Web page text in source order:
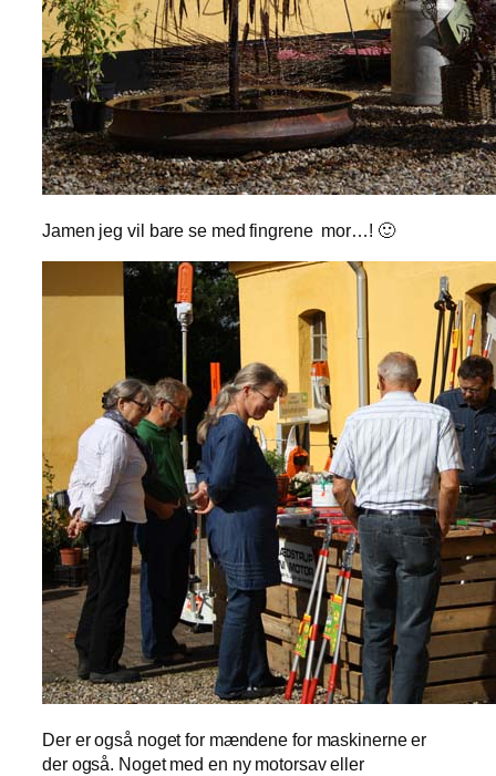
Jamen jeg vil bare se med fingrene mor…! 🙂
Der er også noget for mændene for maskinerne er
der også. Noget med en ny motorsav eller